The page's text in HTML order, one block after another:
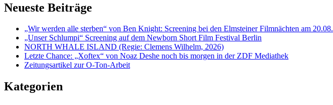
Neueste Beiträge
„Wir werden alle sterben“ von Ben Knight: Screening bei den Elmsteiner Filmnächten am 20.08.
„Unser Schlumpi“ Screening auf dem Newborn Short Film Festival Berlin
NORTH WHALE ISLAND (Regie: Clemens Wilhelm, 2026)
Letzte Chance: „Xoftex“ von Noaz Deshe noch bis morgen in der ZDF Mediathek
Zeitungsartikel zur O-Ton-Arbeit
Kategorien